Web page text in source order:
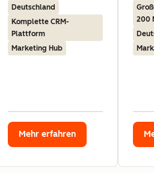
Deutschland
Komplette CRM-
Plattform
Marketing Hub
Mehr erfahren
200